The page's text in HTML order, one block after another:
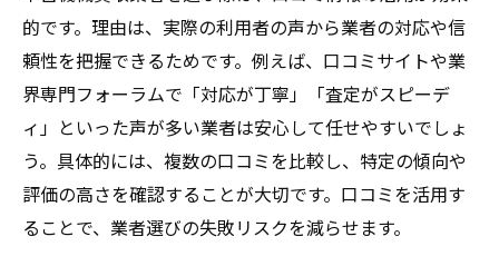
的です。理由は、実際の利用者の声から業者の対応や信
頼性を把握できるためです。例えば、口コミサイトや業
界専門フォーラムで「対応が丁寧」「査定がスピーデ
ィ」といった声が多い業者は安心して任せやすいでしょ
う。具体的には、複数の口コミを比較し、特定の傾向や
評価の高さを確認することが大切です。口コミを活用す
ることで、業者選びの失敗リスクを減らせます。